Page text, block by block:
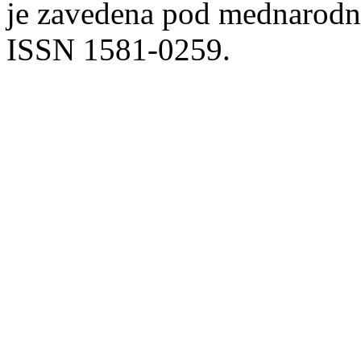
je zavedena pod
ISSN 1581-0259.